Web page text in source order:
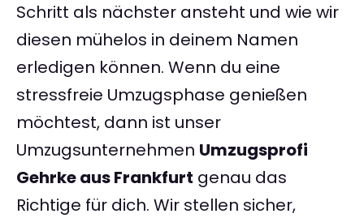
Schritt als nächster ansteht und wie wir
diesen mühelos in deinem Namen
erledigen können. Wenn du eine
stressfreie Umzugsphase genießen
möchtest, dann ist unser
Umzugsunternehmen Umzugsprofi
Gehrke aus Frankfurt genau das
Richtige für dich. Wir stellen sicher,